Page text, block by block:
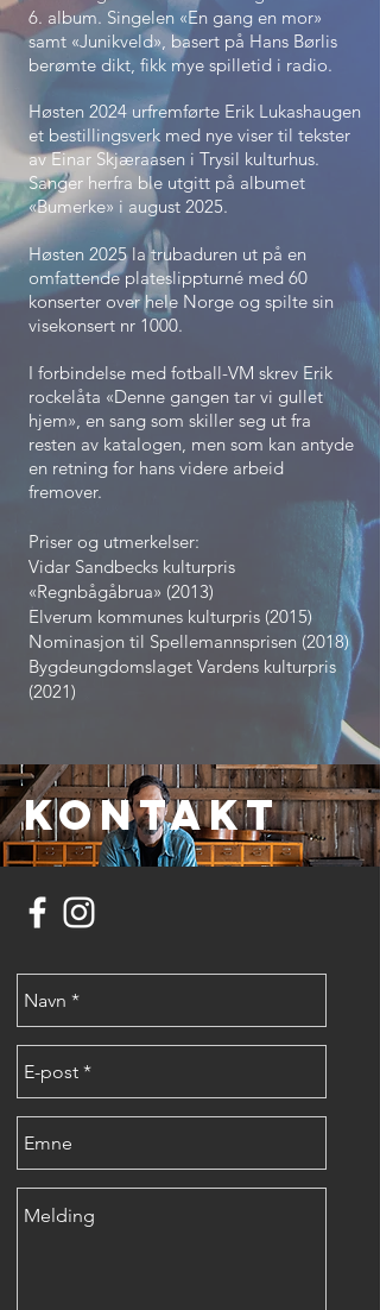
6. album. Singelen «En gang en mor»
samt «Junikveld», basert på Hans Børlis
berømte dikt, fikk mye spilletid i radio.
Høsten 2024 urfremførte Erik Lukashaugen
et bestillingsverk med nye viser til tekster
av Einar Skjæraasen i Trysil kulturhus.
Sanger herfra ble utgitt på albumet
«Bumerke» i august 2025.
Høsten 2025 la trubaduren ut på en
omfattende plateslippturné med 60
konserter over hele Norge og spilte sin
visekonsert nr 1000.
I forbindelse med fotball-VM skrev Erik
rockelåta «Denne gangen tar vi gullet
hjem», en sang som skiller seg ut fra
resten av katalogen, men som kan antyde
en retning for hans videre arbeid
fremover.
Priser og utmerkelser:
Vidar Sandbecks kulturpris
«Regnbågåbrua» (2013)
Elverum kommunes kulturpris (2015)
Nominasjon til Spellemannsprisen (2018)
Bygdeungdomslaget Vardens kulturpris
(2021)
KontakT